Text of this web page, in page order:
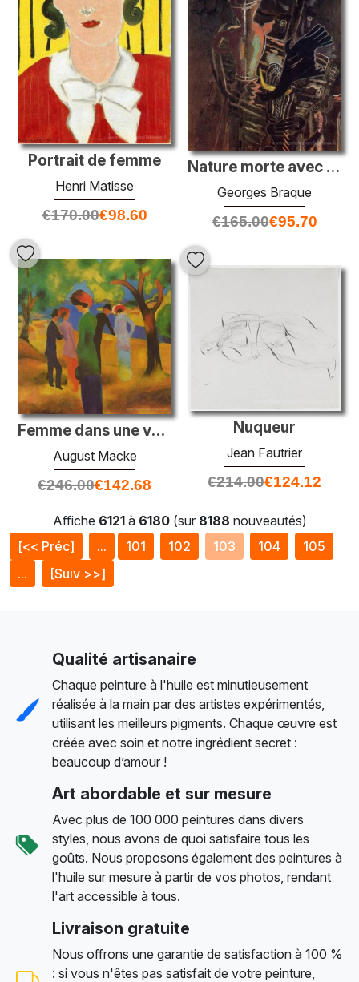
Portrait de femme
Henri Matisse
€170.00€98.60
Nature morte avec les escaliers
Georges Braque
€165.00€95.70
Femme dans une veste verte
August Macke
€246.00€142.68
Nuqueur
Jean Fautrier
€214.00€124.12
Affiche 6121à 6180(sur 8188 nouveautés)
[<< Préc]
... 101 102 103 104
105
...
[Suiv >>]
Qualité artisanaire
Chaque peinture à l'huile est minutieusement
réalisée à la main par des artistes expérimentés,
utilisant les meilleurs pigments. Chaque œuvre est
créée avec soin et notre ingrédient secret :
beaucoup d’amour !
Art abordable et sur mesure
Avec plus de 100 000 peintures dans divers
styles, nous avons de quoi satisfaire tous les
goûts. Nous proposons également des peintures à
l'huile sur mesure à partir de vos photos, rendant
l'art accessible à tous.
Livraison gratuite
Nous offrons une garantie de satisfaction à 100 %
: si vous n'êtes pas satisfait de votre peinture,